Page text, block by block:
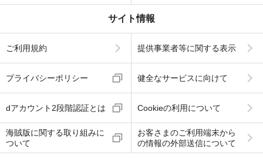
サイト情報
ご利用規約 提供事業者等に関する表示
プライバシーポリシー 健全なサービスに向けて
dアカウント2段階認証とは Cookieの利用について
海賊版に関する取り組みに
ついて
お客さまのご利用端末から
の情報の外部送信について